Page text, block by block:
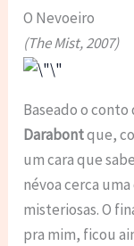
O Nevoeiro
(The Mist, 2007)
Baseado o conto
Darabontque,
um cara que
névoa cerca
misteriosas. O
pra mim, ficou